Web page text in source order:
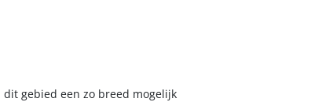
dit gebied een zo breed mogelijk